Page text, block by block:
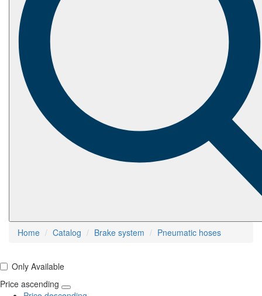
Home Catalog Brake system Pneumatic hoses
Only Available
Price ascending